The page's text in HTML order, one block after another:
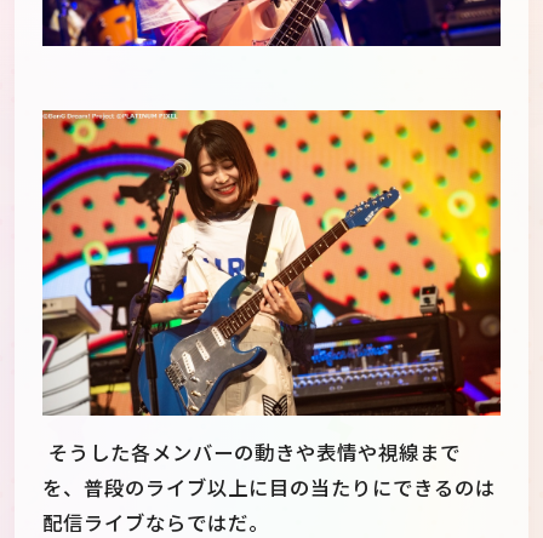
そうした各メンバーの動きや表情や視線まで
を、普段のライブ以上に目の当たりにできるのは
配信ライブならではだ。